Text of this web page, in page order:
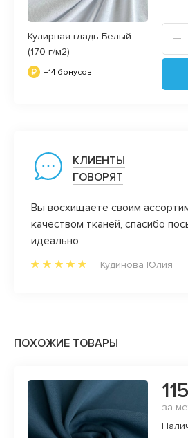
Кулирная гладь Белый
(170 г/м2)
+14 бонусов
КЛИЕНТЫ
ГОВОРЯТ
Вы восхищаете своим
качеством тканей, спасибо
идеально
Кудинова Юлия
ПОХОЖИЕ ТОВАРЫ
за